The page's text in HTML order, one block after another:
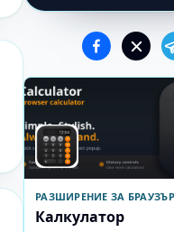
РАЗШИРЕНИЕ ЗА БРАУЗЪР
Калкулатор